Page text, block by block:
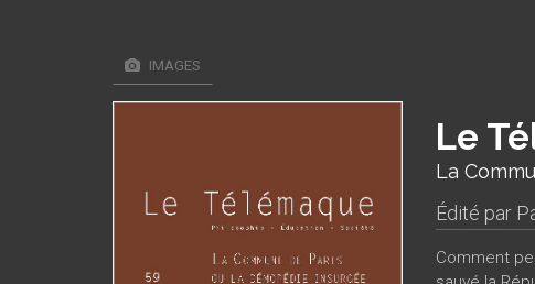
IMAGES
Le
La
Édité par
Comment